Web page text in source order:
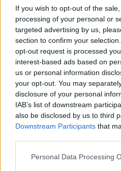
If you wish to opt-out of the
processing of your personal or
targeted advertising by us,
section to confirm your
opt-out request is processed
interest-based ads based on
us or personal information
your opt-out. You may
disclosure of your personal
IAB’s list of downstream
also be disclosed by us to third
Downstream Participants that
Personal Data Processing
Русия започна да
продукти от Южна